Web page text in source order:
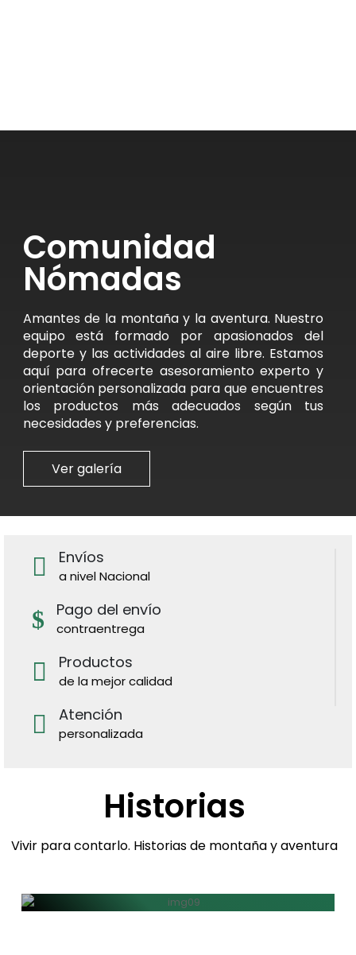
Comunidad
Nómadas
Amantes de la montaña y la aventura. Nuestro
equipo está formado por apasionados del
deporte y las actividades al aire libre. Estamos
aquí para ofrecerte asesoramiento experto y
orientación personalizada para que encuentres
los productos más adecuados según tus
necesidades y preferencias.
Ver galería
Envíos
a nivel Nacional
Pago del envío
contraentrega
Productos
de la mejor calidad
Atención
personalizada
Historias
Vivir para contarlo. Historias de montaña y aventura